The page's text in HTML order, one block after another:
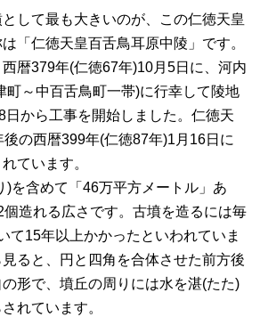
して最も大きいのが、この仁徳天皇
「仁徳天皇百舌鳥耳原中陵」です。
暦379年(仁徳67年)10月5日に、河内
町～中百舌鳥町一帯)に行幸して陵地
日から工事を開始しました。仁徳天
の西暦399年(仁徳87年)1月16日に
ています。
)を含めて「46万平方メートル」あ
個造れる広さです。古墳を造るには毎
て15年以上かかったといわれていま
ると、円と四角を合体させた前方後
形で、墳丘の周りには水を湛(たた)
れています。